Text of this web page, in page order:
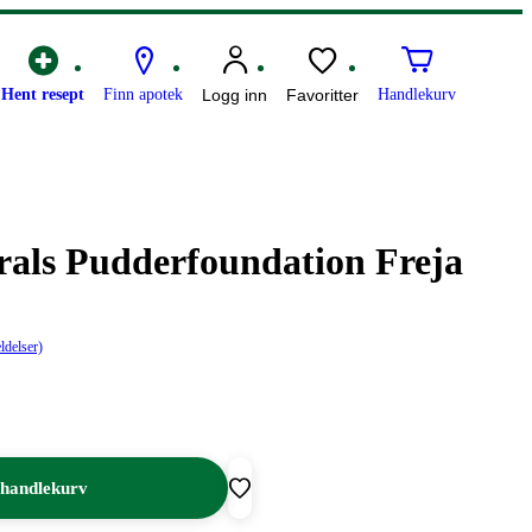
Hent resept Finn apotek Logg inn Favoritter Handlekurv
Pudderfoundation Freja